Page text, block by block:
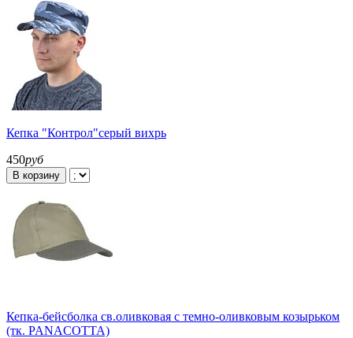
Кепка "Контрол"серый вихрь
450руб
В корзину
Кепка-бейсболка св.оливковая с темно-оливковым козырьком
(тк. PANACOTTA)